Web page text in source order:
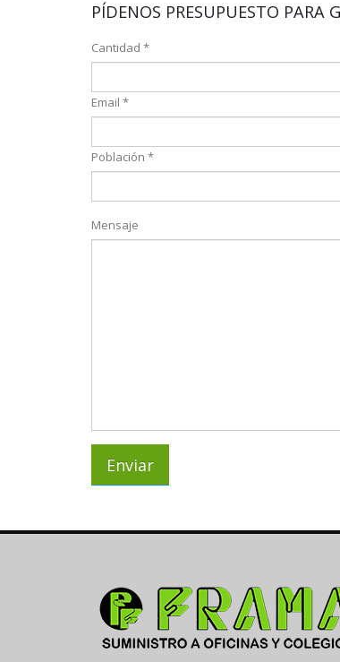
PÍDENOS PRESUPUESTO PARA
Cantidad *
Email *
Población *
Mensaje